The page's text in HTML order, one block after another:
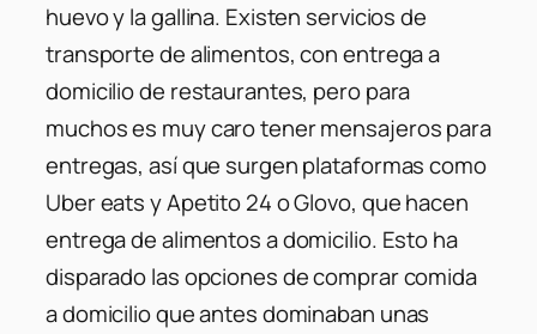
huevo y la gallina. Existen servicios de
transporte de alimentos, con entrega a
domicilio de restaurantes, pero para
muchos es muy caro tener mensajeros para
entregas, así que surgen plataformas como
Uber eats y Apetito 24 o Glovo, que hacen
entrega de alimentos a domicilio. Esto ha
disparado las opciones de comprar comida
a domicilio que antes dominaban unas